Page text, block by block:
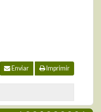
Enviar Imprimir